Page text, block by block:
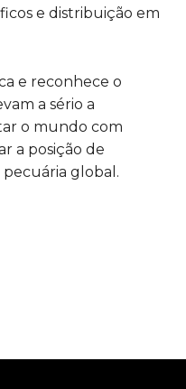
e distribuição em
e reconhece o
a sério a
o mundo com
a posição de
global.